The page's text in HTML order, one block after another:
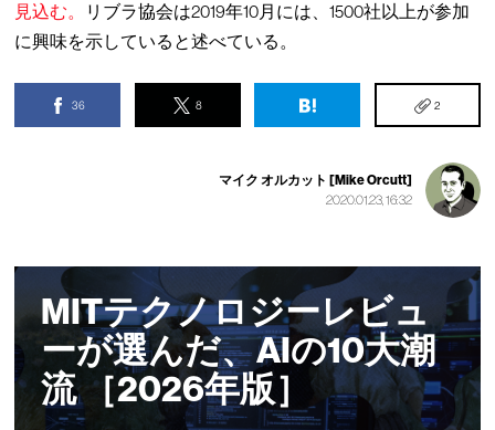
見込む。
リブラ協会は2019年10月には、1500社以上が参加
に興味を示していると述べている。
36 8 2
マイク オルカット [Mike Orcutt]
2020.01.23, 16:32
MITテクノロジーレビュ
ーが選んだ、AIの10大潮
流 ［2026年版］